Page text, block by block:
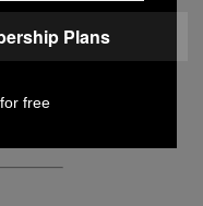
Plans
free